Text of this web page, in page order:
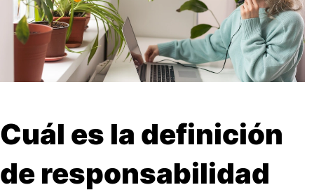
Buscar Enviar
Cuál es la definición
de responsabilidad